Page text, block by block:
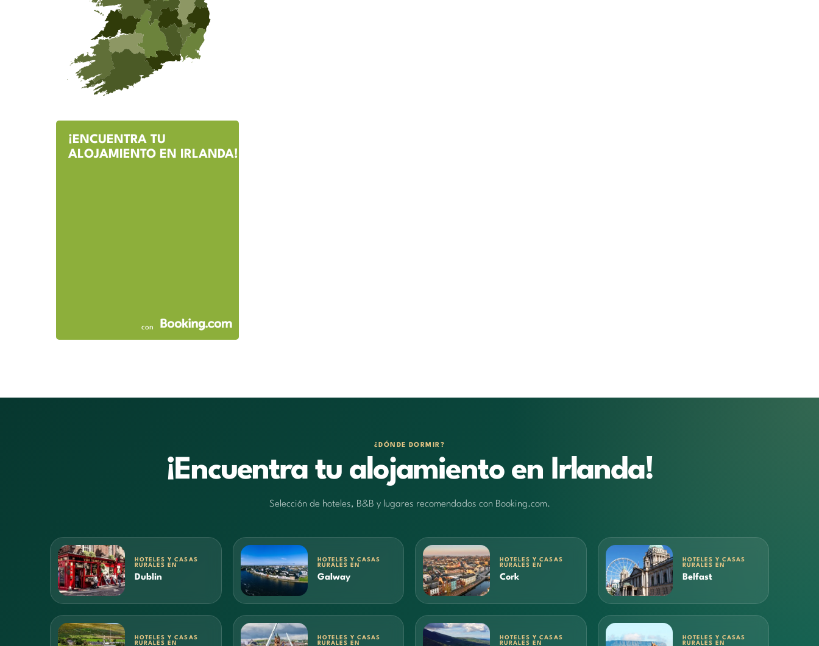
¡ENCUENTRA TU
ALOJAMIENTO EN IRLANDA!
con
¿DÓNDE DORMIR?
¡Encuentra tu alojamiento en Irlanda!
Selección de hoteles, B&B y lugares recomendados con Booking.com.
HOTELES Y CASAS
RURALES EN
Dublin
HOTELES Y CASAS
RURALES EN
Galway
HOTELES Y CASAS
RURALES EN
Cork
HOTELES Y CASAS
RURALES EN
Belfast
HOTELES Y CASAS
RURALES EN
HOTELES Y CASAS
RURALES EN
HOTELES Y CASAS
RURALES EN
HOTELES Y CASAS
RURALES EN